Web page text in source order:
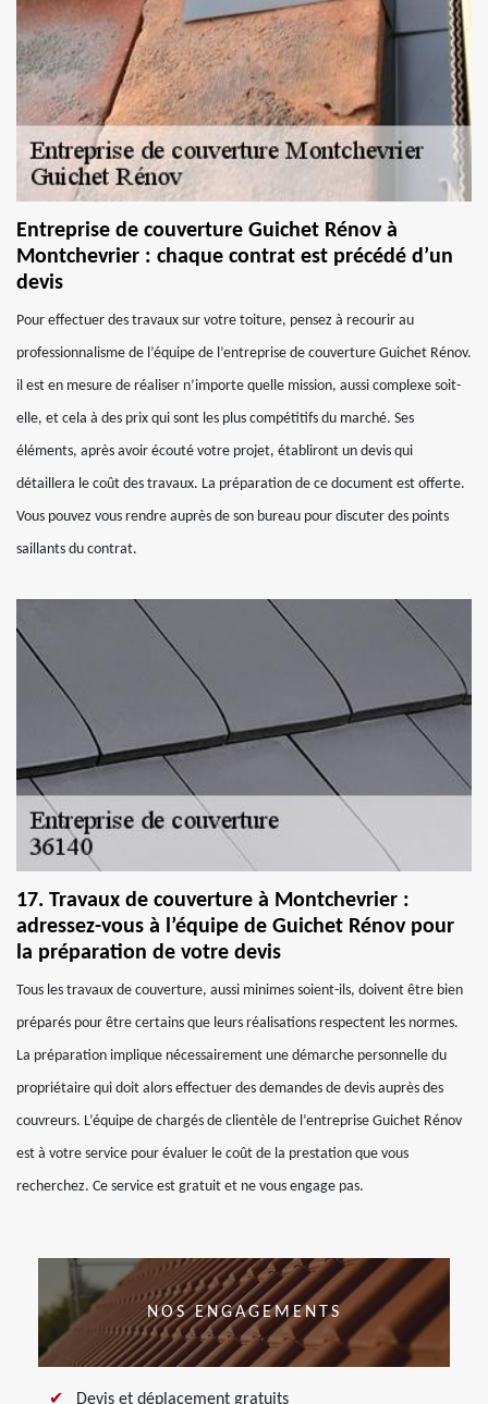
Entreprise de couverture Guichet Rénov à
Montchevrier : chaque contrat est précédé d’un
devis
Pour effectuer des travaux sur votre toiture, pensez à recourir au
professionnalisme de l’équipe de l’entreprise de couverture Guichet Rénov.
il est en mesure de réaliser n’importe quelle mission, aussi complexe soit-
elle, et cela à des prix qui sont les plus compétitifs du marché. Ses
éléments, après avoir écouté votre projet, établiront un devis qui
détaillera le coût des travaux. La préparation de ce document est offerte.
Vous pouvez vous rendre auprès de son bureau pour discuter des points
saillants du contrat.
17. Travaux de couverture à Montchevrier :
adressez-vous à l’équipe de Guichet Rénov pour
la préparation de votre devis
Tous les travaux de couverture, aussi minimes soient-ils, doivent être bien
préparés pour être certains que leurs réalisations respectent les normes.
La préparation implique nécessairement une démarche personnelle du
propriétaire qui doit alors effectuer des demandes de devis auprès des
couvreurs. L’équipe de chargés de clientèle de l’entreprise Guichet Rénov
est à votre service pour évaluer le coût de la prestation que vous
recherchez. Ce service est gratuit et ne vous engage pas.
NOS ENGAGEMENTS
Devis et déplacement gratuits